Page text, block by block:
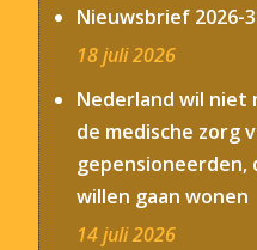
Nieuwsbrief 2026-3
18 juli 2026
Nederland wil niet
de medische zorg
gepensioneerden,
willen gaan wonen
14 juli 2026